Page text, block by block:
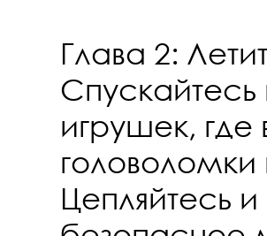
Глава 2:
игрушек,
Цепляйтесь